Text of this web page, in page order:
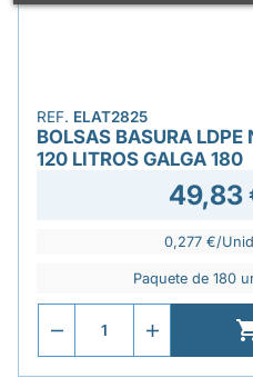
REF. ELAT2825
BOLSAS BASURA LDPE
120 LITROS GALGA 180
49,83
0,277 €/
Paquete de 180